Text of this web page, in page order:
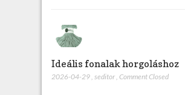
Ideális fonalak horgoláshoz
2026-04-29 seditor Comment Closed